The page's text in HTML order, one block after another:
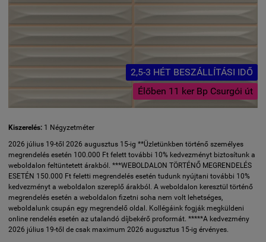
2,5-3 HÉT BESZÁLLÍTÁSI IDŐ
Élőben 11 ker Bp Csurgói út
Kiszerelés: 1 Négyzetméter
2026 július 19-től 2026 augusztus 15-ig **Üzletünkben történő személyes
megrendelés esetén 100.000 Ft felett további 10% kedvezményt biztosítunk a
weboldalon feltüntetett árakból. ***WEBOLDALON TÖRTÉNŐ MEGRENDELÉS
ESETÉN 150.000 Ft feletti megrendelés esetén tudunk nyújtani további 10%
kedvezményt a weboldalon szereplő árakból. A weboldalon keresztül történő
megrendelés esetén a weboldalon fizetni soha nem volt lehetséges,
weboldalunk csupán egy megrendelő oldal. Kollégáink fogják megküldeni
online rendelés esetén az utalandó díjbekérő proformát. *****A kedvezmény
2026 július 19-től de csak maximum 2026 augusztus 15-ig érvényes.